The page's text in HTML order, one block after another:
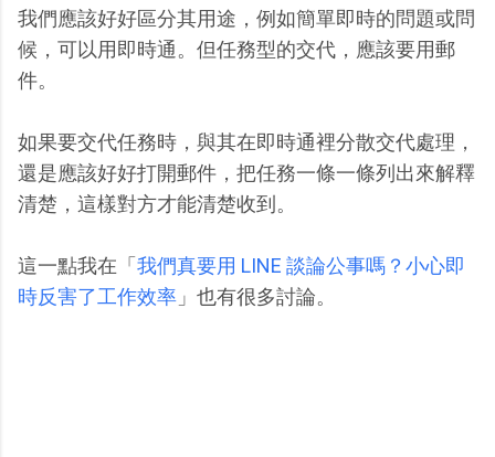
我們應該好好區分其用途，例如簡單即時的問題或問
候，可以用即時通。但任務型的交代，應該要用郵
件。
如果要交代任務時，與其在即時通裡分散交代處理，
還是應該好好打開郵件，把任務一條一條列出來解釋
清楚，這樣對方才能清楚收到。
這一點我在「 我們真要用 LINE 談論公事嗎？小心即
時反害了工作效率 」也有很多討論。